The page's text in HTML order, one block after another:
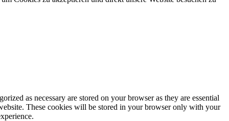
as necessary are stored on your browser as they are essential
These cookies will be stored in your browser only with your